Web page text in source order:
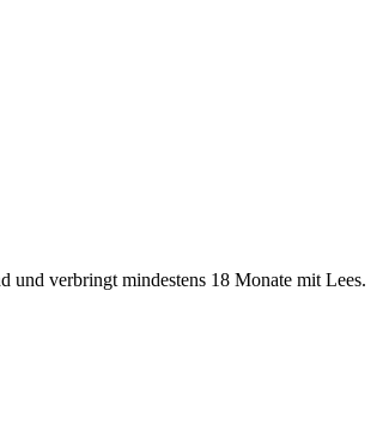
verbringt mindestens 18 Monate mit Lees.